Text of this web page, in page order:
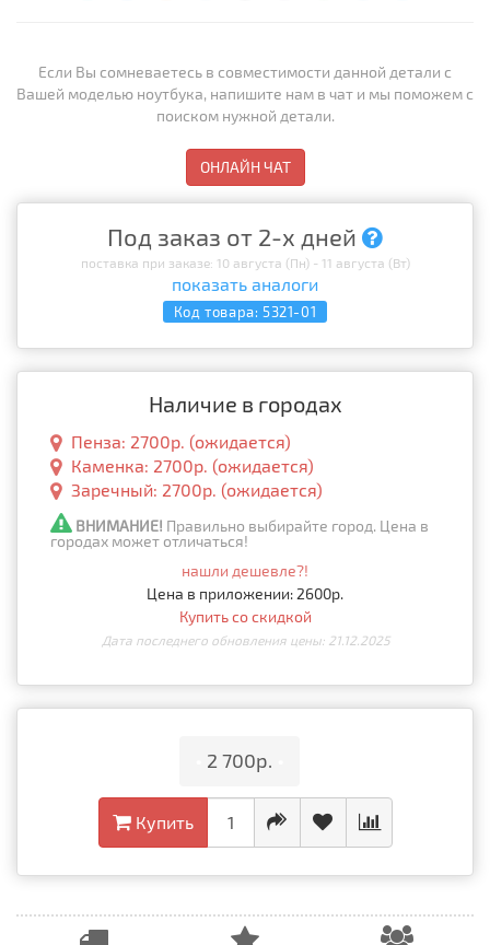
Если Вы сомневаетесь в совместимости данной детали с
Вашей моделью ноутбука, напишите нам в чат и мы поможем с
поиском нужной детали.
ОНЛАЙН ЧАТ
Под заказ от 2-х дней
поставка при заказе: 10 августа (Пн) - 11 августа (Вт)
показать аналоги
Код товара: 5321-01
Наличие в городах
Пенза: 2700р. (ожидается)
Каменка: 2700р. (ожидается)
Заречный: 2700р. (ожидается)
ВНИМАНИЕ! Правильно выбирайте город. Цена в
городах может отличаться!
нашли дешевле?!
Цена в приложении: 2600р.
Купить со скидкой
Дата последнего обновления цены: 21.12.2025
2 700р.
Купить